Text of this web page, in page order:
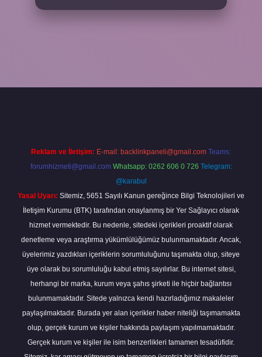
Reklam ve İletişim: E-mail: backlinkpaneli@gmail.com Teams:
forumhizmeti@gmail.com Whatsapp: 0262 606 0 726 Telegram:
@karabul
Yasal Uyarı: Sitemiz, 5651 Sayılı Kanun gereğince Bilgi Teknolojileri ve
İletişim Kurumu (BTK) tarafından onaylanmış bir Yer Sağlayıcı olarak
hizmet vermektedir. Bu nedenle, sitedeki içerikleri proaktif olarak
denetleme veya araştırma yükümlülüğümüz bulunmamaktadır. Ancak,
üyelerimiz yazdıkları içeriklerin sorumluluğunu taşımakta olup, siteye
üye olarak bu sorumluluğu kabul etmiş sayılırlar. Bu internet sitesi,
herhangi bir marka, kurum veya şahıs şirketi ile hiçbir bağlantısı
bulunmamaktadır. Sitede yalnızca kendi hazırladığımız makaleler
paylaşılmaktadır. Burada yer alan içerikler haber niteliği taşımamakta
olup, gerçek kurum ve kişiler hakkında paylaşım yapılmamaktadır.
Gerçek kurum ve kişiler ile isim benzerlikleri tamamen tesadüfidir.